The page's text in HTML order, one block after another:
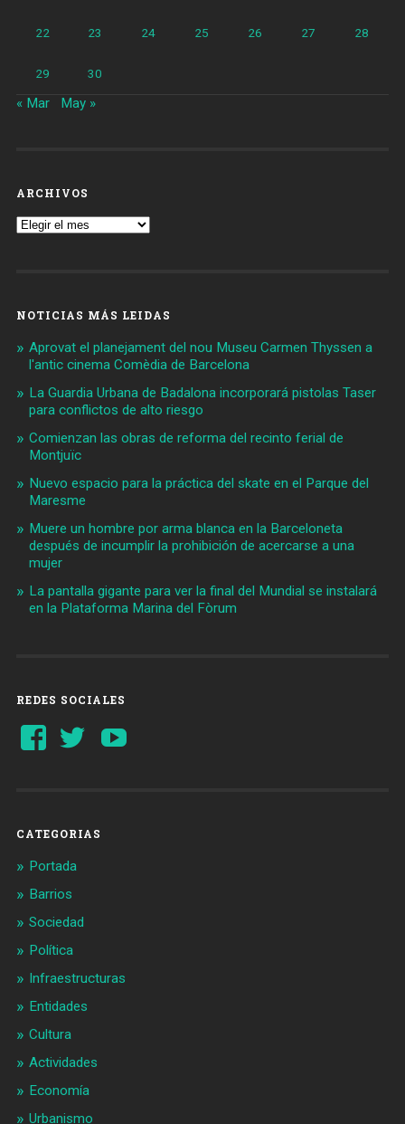
22 23 24 25 26 27 28
29 30
« Mar May »
ARCHIVOS
Archivos
NOTICIAS MÁS LEIDAS
Aprovat el planejament del nou Museu Carmen Thyssen a
l'antic cinema Comèdia de Barcelona
La Guardia Urbana de Badalona incorporará pistolas Taser
para conflictos de alto riesgo
Comienzan las obras de reforma del recinto ferial de
Montjuïc
Nuevo espacio para la práctica del skate en el Parque del
Maresme
Muere un hombre por arma blanca en la Barceloneta
después de incumplir la prohibición de acercarse a una
mujer
La pantalla gigante para ver la final del Mundial se instalará
en la Plataforma Marina del Fòrum
REDES SOCIALES
Ver
perfil
Ver
perfil
CATEGORIAS
Portada
Barrios
Sociedad
Política
Infraestructuras
Entidades
Cultura
Actividades
Economía
Urbanismo